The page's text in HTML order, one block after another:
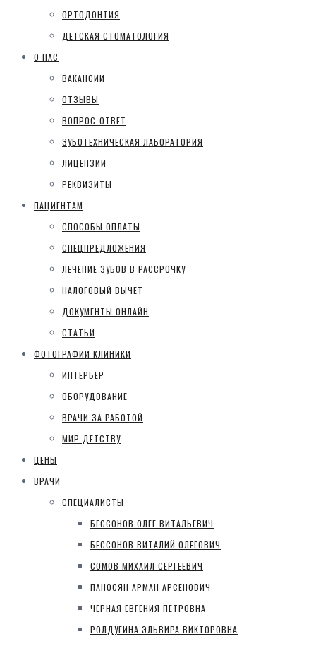
ОРТОДОНТИЯ
ДЕТСКАЯ СТОМАТОЛОГИЯ
О НАС
ВАКАНСИИ
ОТЗЫВЫ
ВОПРОС-ОТВЕТ
ЗУБОТЕХНИЧЕСКАЯ ЛАБОРАТОРИЯ
ЛИЦЕНЗИИ
РЕКВИЗИТЫ
ПАЦИЕНТАМ
СПОСОБЫ ОПЛАТЫ
СПЕЦПРЕДЛОЖЕНИЯ
ЛЕЧЕНИЕ ЗУБОВ В РАССРОЧКУ
НАЛОГОВЫЙ ВЫЧЕТ
ДОКУМЕНТЫ ОНЛАЙН
СТАТЬИ
ФОТОГРАФИИ КЛИНИКИ
ИНТЕРЬЕР
ОБОРУДОВАНИЕ
ВРАЧИ ЗА РАБОТОЙ
МИР ДЕТСТВУ
ЦЕНЫ
ВРАЧИ
СПЕЦИАЛИСТЫ
БЕССОНОВ ОЛЕГ ВИТАЛЬЕВИЧ
БЕССОНОВ ВИТАЛИЙ ОЛЕГОВИЧ
СОМОВ МИХАИЛ СЕРГЕЕВИЧ
ПАНОСЯН АРМАН АРСЕНОВИЧ
ЧЕРНАЯ ЕВГЕНИЯ ПЕТРОВНА
РОЛДУГИНА ЭЛЬВИРА ВИКТОРОВНА